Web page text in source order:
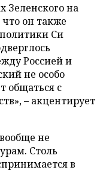
Зеленского на
он также
Си
Россией и
не особо
общаться с
– акцентирует
не
Столь
в